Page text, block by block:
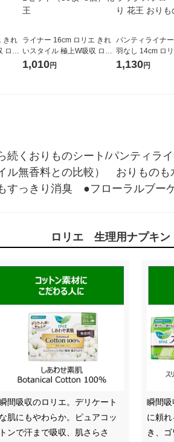
きれ
ロン
１
ライナー 16cm ロリエ きれ
いスタイル 極上W吸収 ロン
グ＆ワイド フローラルブー
1,010円
パンティライナ
羽なし 14cm ロ
スタイル 1セット
1,130円
続くおりものシート/パンティラ
無香料との比較）　おりもの
すっきり消臭　●フローラルブー
ロリエ 生理用ナプキ
間吸収のロリエ。デリケート
な肌にもやわらか。ピュアコッ
トンで汗まで吸収、肌さらさ
瞬間
に頼
き、